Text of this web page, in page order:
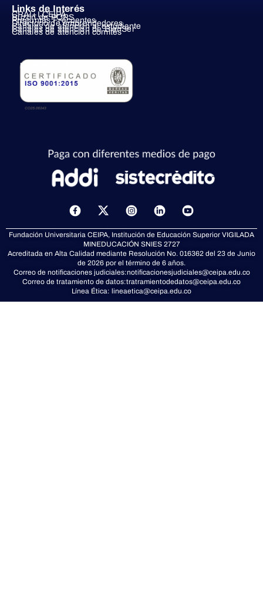
Links de Interés
CRAI+I CEIPA
Buzón de PQRS
Preguntas Frecuentes
Directorio de emprendedores
Canales de atención al estudiante
Canales de atención de BienSer
Canales de atención comités
ISO 9001:2015
X
-
t
w
i
t
t
e
r
Fundación Universitaria CEIPA, Institución de Educación Superior VIGILADA
MINEDUCACIÓN SNIES 2727
Acreditada en Alta Calidad mediante Resolución No. 016362 del 23 de Junio
de 2026 por el término de 6 años.
Correo de notificaciones judiciales:notificacionesjudiciales@ceipa.edu.co
Correo de tratamiento de datos:tratramientodedatos@ceipa.edu.co
Línea Ética: lineaetica@ceipa.edu.co